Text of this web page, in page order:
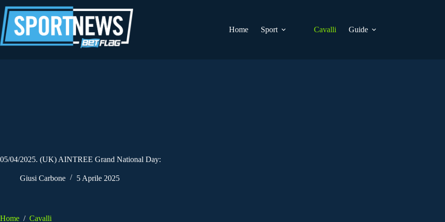
al
contenuto
Home
Sport Cavalli Guide
05/04/2025. (UK) AINTREE Grand National Day:
Giusi Carbone 5 Aprile 2025
Home / Cavalli